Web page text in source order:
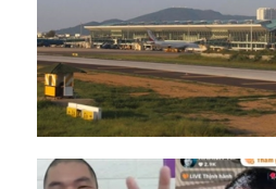
Gương sáng
Golf
GDP